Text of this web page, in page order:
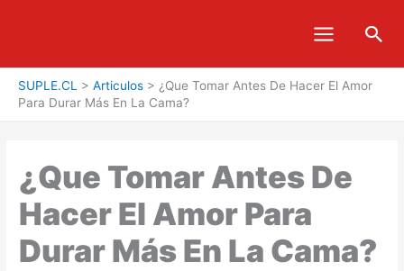
SUPLE.CL > Articulos > ¿Que Tomar Antes De Hacer El Amor
Para Durar Más En La Cama?
¿Que Tomar Antes De
Hacer El Amor Para
Durar Más En La Cama?